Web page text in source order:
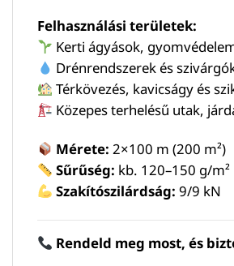
Felhasználási területek:
Kerti ágyások,
Drénrendszerek és
Térkövezés, kavicságy és
Közepes terhelésű utak,
Mérete: 2×100 m (200 m²)
Sűrűség: kb. 120–150 g/m²
Szakítószilárdság: 9/9 kN
Rendeld meg most, és